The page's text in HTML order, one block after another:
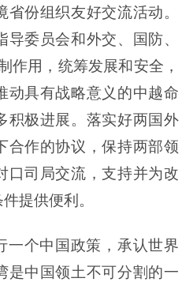
份组织友好交流活动。
委员会和外交、国防、
作用，统筹发展和安全，
动具有战略意义的中越命
积极进展。落实好两国外
合作的协议，保持两部领
口司局交流，支持并为改
提供便利。
一个中国政策，承认世界
是中国领土不可分割的一